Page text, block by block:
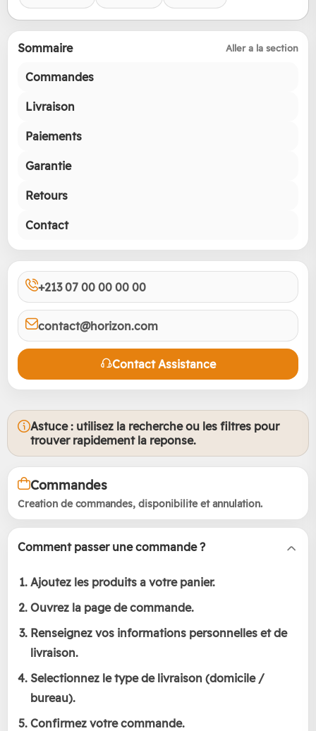
Sommaire Aller a la section
Commandes
Livraison
Paiements
Garantie
Retours
Contact
+213 07 00 00 00 00
contact@horizon.com
Contact Assistance
Astuce : utilisez la recherche ou les filtres pour
trouver rapidement la reponse.
Commandes
Creation de commandes, disponibilite et annulation.
Comment passer une commande ?
Ajoutez les produits a votre panier.
Ouvrez la page de commande.
Renseignez vos informations personnelles et de
livraison.
Selectionnez le type de livraison (domicile /
bureau).
Confirmez votre commande.